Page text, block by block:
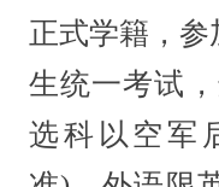
正式学籍，参
生统一考试
选科以空军